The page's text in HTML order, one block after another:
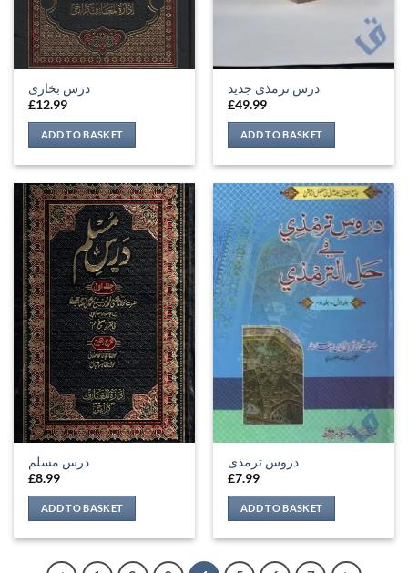
درس بخاری
£12.99
ADD TO BASKET
درس ترمذی جدید
£49.99
ADD TO BASKET
درس مسلم
£8.99
ADD TO BASKET
دروس ترمذی
£7.99
ADD TO BASKET